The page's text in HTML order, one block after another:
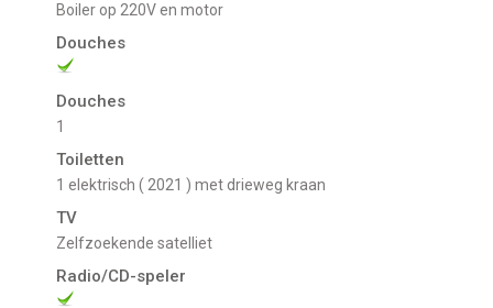
Boiler op 220V en motor
Douches
Douches
1
Toiletten
1 elektrisch ( 2021 ) met drieweg kraan
TV
Zelfzoekende satelliet
Radio/CD-speler